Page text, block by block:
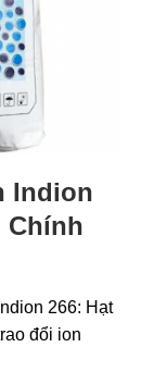
Indion
Chính
266: Hạt
đổi ion